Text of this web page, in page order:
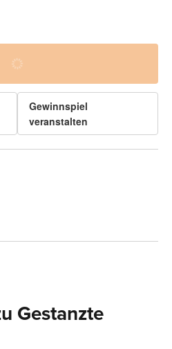
Gewinnspiel
veranstalten
Gestanzte